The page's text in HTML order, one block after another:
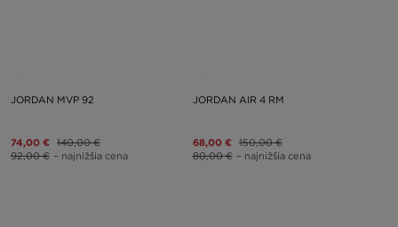
JORDAN MVP 92
74,00 € 140,00 €
92,00 € – najnižšia cena
JORDAN AIR 4 RM
68,00 € 150,00 €
80,00 € – najnižšia cena